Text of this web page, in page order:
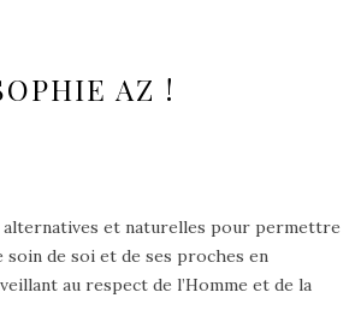
AZ !
et naturelles pour permettre
soin de soi et de ses proches en
au respect de l’Homme et de la